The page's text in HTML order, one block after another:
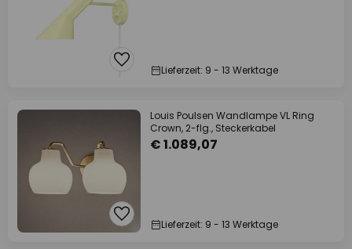
Lieferzeit: 9 - 13 Werktage
Louis Poulsen Wandlampe VL Ring
Crown, 2-flg., Steckerkabel
€ 1.089,07
Lieferzeit: 9 - 13 Werktage